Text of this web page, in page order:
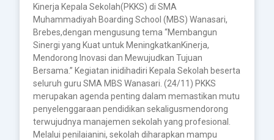
Kinerja Kepala Sekolah(PKKS) di SMA
Muhammadiyah Boarding School (MBS) Wanasari,
Brebes,dengan mengusung tema “Membangun
Sinergi yang Kuat untuk MeningkatkanKinerja,
Mendorong Inovasi dan Mewujudkan Tujuan
Bersama.” Kegiatan inidihadiri Kepala Sekolah beserta
seluruh guru SMA MBS Wanasari. (24/11) PKKS
merupakan agenda penting dalam memastikan mutu
penyelenggaraan pendidikan sekaligusmendorong
terwujudnya manajemen sekolah yang profesional.
Melalui penilaianini, sekolah diharapkan mampu